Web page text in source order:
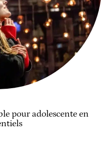
pour adolescente en